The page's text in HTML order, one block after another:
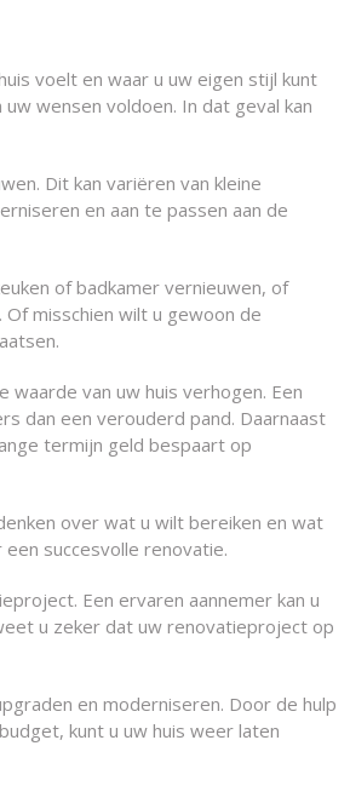
voelt en waar u uw eigen stijl kunt
wensen voldoen. In dat geval kan
Dit kan variëren van kleine
en aan te passen aan de
of badkamer vernieuwen, of
misschien wilt u gewoon de
van uw huis verhogen. Een
dan een verouderd pand. Daarnaast
termijn geld bespaart op
over wat u wilt bereiken en wat
succesvolle renovatie.
Een ervaren aannemer kan u
u zeker dat uw renovatieproject op
en moderniseren. Door de hulp
kunt u uw huis weer laten